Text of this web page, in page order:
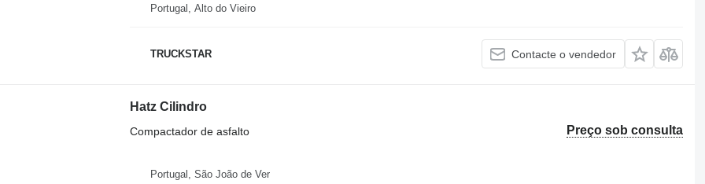
Portugal, Alto do Vieiro
TRUCKSTAR Contacte o vendedor
Hatz Cilindro
Preço sob consulta
Compactador de asfalto
Portugal, São João de Ver